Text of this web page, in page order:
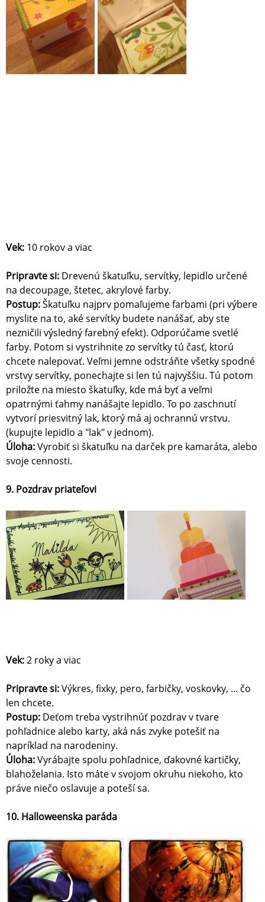
Vek: 10 rokov a viac
Pripravte si: Drevenú škatuľku, servítky, lepidlo určené
na decoupage, štetec, akrylové farby.
Postup:Škatuľku najprv pomaľujeme farbami (pri výbere
myslite na to, aké servítky budete nanášať, aby ste
nezničili výsledný farebný efekt). Odporúčame svetlé
farby. Potom si vystrihnite zo servítky tú časť, ktorú
chcete nalepovať. Veľmi jemne odstráňte všetky spodné
vrstvy servítky, ponechajte si len tú najvyššiu. Tú potom
priložte na miesto škatuľky, kde má byť a veľmi
opatrnými ťahmy nanášajte lepidlo. To po zaschnutí
vytvorí priesvitný lak, ktorý má aj ochrannú vrstvu.
(kupujte lepidlo a "lak" v jednom).
Úloha:Vyrobiť si škatuľku na darček pre kamaráta, alebo
svoje cennosti.
9. Pozdrav priateľovi
Vek:2 roky a viac
Pripravte si:Výkres, fixky, pero, farbičky, voskovky, ... čo
len chcete.
Postup: Deťom treba vystrihnúť pozdrav v tvare
pohľadnice alebo karty, aká nás zvyke potešiť na
napríklad na narodeniny.
Úloha:Vyrábajte spolu pohľadnice, ďakovné kartičky,
blahoželania. Isto máte v svojom okruhu niekoho, kto
práve niečo oslavuje a poteší sa.
10. Halloweenska paráda